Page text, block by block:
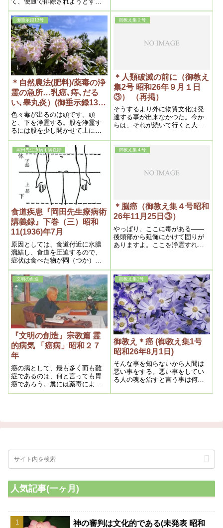
膿が一旦盲腸に滞溜するのであ
ります。そうして一層排除し易
からしめん為、高熱で溶解する
ので、溶解膿が下痢によって排
除されるのであります。
実践し、実際に健康な個人、家
庭を作っていく、それを世に出
うからです。
御垂示録13号
＊自然農法(肥料)/薬毒の浄
霊の急所…乳癌､痔､だる
い､睾丸炎）(御垂示録13号
昭和27年9月1日④)
色々毒が出るのは頭です。頭
と、下を浄霊する。股を浄霊す
るには股を少し開かせて上に向
かって霊が行く様にするので
す。そうするとずっと効きま
す。それは肛門と陰部の間にオ
デキみたいなものが出来て穴が
開いている。それで肛門に行く
物がこっちに行く。それを塞が
なければならない。だから肛門
と陰門の間を狙って霊を通すの
です。そうすると早く治りま
す。それから頭です。だいたい
後頭部――そこを浄霊する。そ
うすると治ります
御教え集２号
＊人類破滅の前に（御教え
集2号 昭和26年９月１日
③） （再掲）
そうするより外に物質文化は発
達する事が出来なかつた。今か
らは、それが続いて行くと人類
こ迄来たので正神は止めて、本
当の経綸をされるんです。
岡田先生療病術講義録
食道疾患『岡田先生療病術
講義録』下巻（三）昭和
11(1936)年7月
原因としては、食道付近に水膿
溜結し、食道を圧迫するので、
症状は食べた物が閊（つか）え
る。末期には全然食物が通らな
くなり、水を飲んでも吐くよう
になるのであります
御教え集４号
＊脳癌（御教え集４号昭和
26年11月25日③）
やっぱり、ここに毒がある――
後頭部から延髄にかけて固りが
ありますよ。ここを浄霊すれば
未だ残っているんだ。それを浄
霊すれば、それで治りますよ。
文明の創造
『文明の創造』宗教篇 霊
的病気 「癌病」昭和２７
年
癌の病として、最も多く而も難
症であるのは、何と言っても胃
癌であろう。曩には薬毒による
擬似胃癌を詳説したから、之か
御教え集1号
御教え＊癌 (御教え集1号
昭和26年8月1日)
そんな事を知らないから人間は
悪い事をする。悪い事をしてい
る人の魂を治すと言う事は何う
いるから、その曇りを取ると言
人気記事(一ヶ月)
神の審判は文化的である(未発表 昭和